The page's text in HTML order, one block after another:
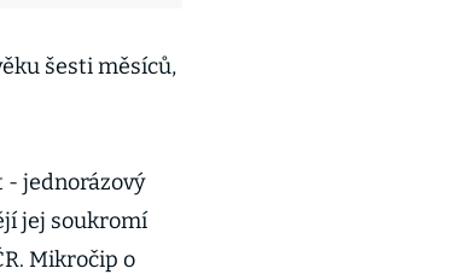
šesti měsíců,
- jednorázový
jej soukromí
Mikročip o